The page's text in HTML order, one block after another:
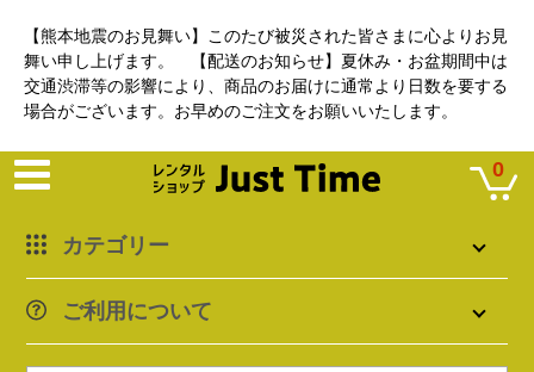
【熊本地震のお見舞い】このたび被災された皆さまに心よりお見
舞い申し上げます。 【配送のお知らせ】夏休み・お盆期間中は
交通渋滞等の影響により、商品のお届けに通常より日数を要する
場合がございます。お早めのご注文をお願いいたします。
カテゴリー
ご利用について
0